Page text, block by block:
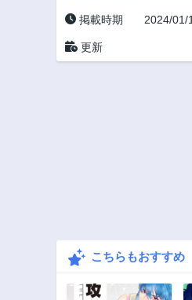
掲載時期 2024/01/
更新
こちらもおすすめ